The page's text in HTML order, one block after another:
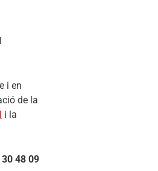
i en
de la
i la
48 09